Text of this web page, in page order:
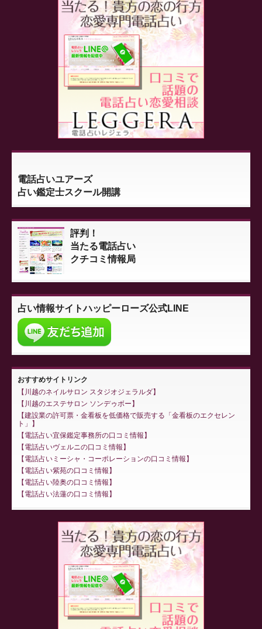
電話占いユアーズ
占い鑑定士スクール開講
評判！
当たる電話占い
クチコミ情報局
占い情報サイトハッピーローズ公式LINE
おすすめサイトリンク
川越のネイルサロン スタジオジェラルダ
川越のエステサロン ソンデゥボー
建設業の許可票・金看板を低価格で販売する「金看板のエクセレン
ト」
電話占い宜保鑑定事務所の口コミ情報
電話占いヴェルニの口コミ情報
電話占いミーシャ・コーポレーションの口コミ情報
電話占い紫苑の口コミ情報
電話占い陸奥の口コミ情報
電話占い法蓮の口コミ情報